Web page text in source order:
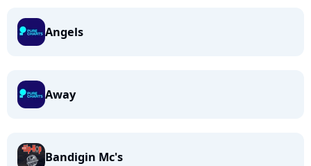
Angels
Away
Bandigin Mc's